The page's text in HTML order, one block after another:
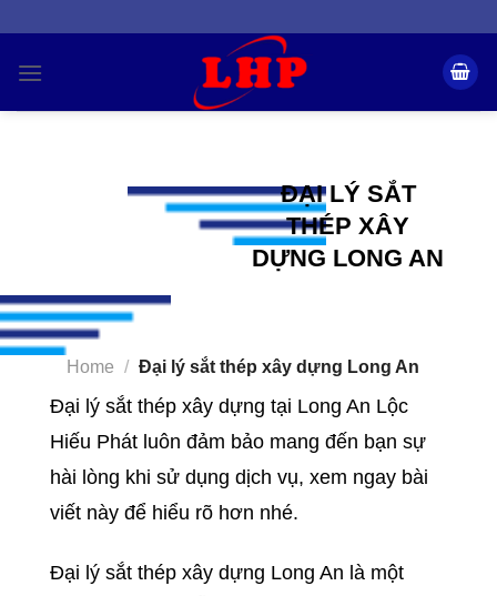
content
ĐẠI LÝ SẮT
THÉP XÂY
DỰNG LONG AN
Home / Đại lý sắt thép xây dựng Long An
Đại lý sắt thép xây dựng tại Long An Lộc
Hiếu Phát luôn đảm bảo mang đến bạn sự
hài lòng khi sử dụng dịch vụ, xem ngay bài
viết này để hiểu rõ hơn nhé.
Đại lý sắt thép xây dựng Long An là một